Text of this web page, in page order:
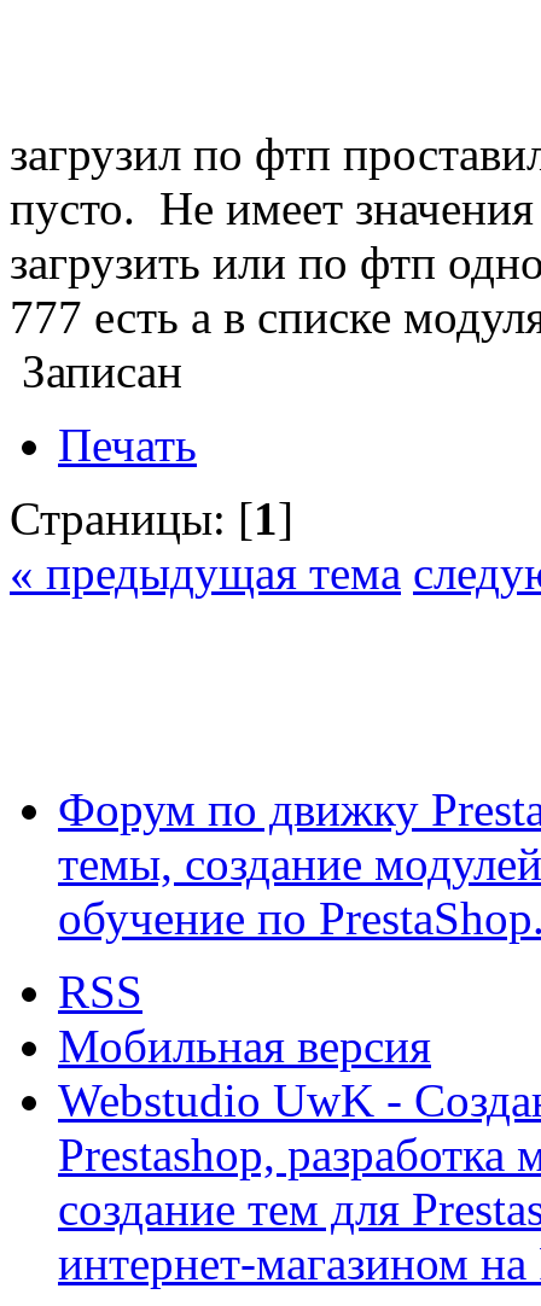
загрузил по фтп
пусто. Не имеет значения
загрузить или по фтп
777 есть а в списке
Записан
Печать
Страницы: [1]
« предыдущая тема
Форум по движку
темы, создание
обучение по
RSS
Мобильная версия
Webstudio UwK -
Prestashop, разработка
создание тем для
интернет-магазином на